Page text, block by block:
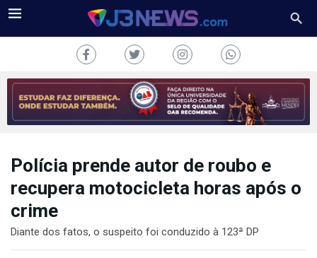
J3NEWS
TV
COLUNAS
Polícia prende autor de roubo e
recupera motocicleta horas após o
crime
Diante dos fatos, o suspeito foi conduzido à 123ª DP